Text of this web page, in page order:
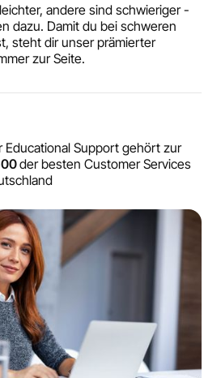
andere sind schwieriger -
dazu. Damit du bei schweren
steht dir unser prämierter
zur Seite.
Educational Support gehört zur
der besten Customer Services